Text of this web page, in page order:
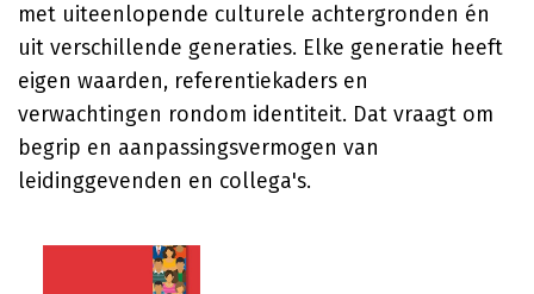
met uiteenlopende culturele achtergronden én
uit verschillende generaties. Elke generatie heeft
eigen waarden, referentiekaders en
verwachtingen rondom identiteit. Dat vraagt om
begrip en aanpassingsvermogen van
leidinggevenden en collega's.